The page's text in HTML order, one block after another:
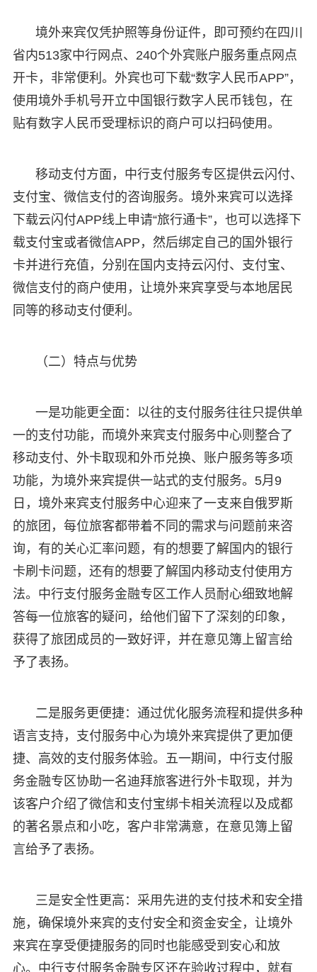
境外来宾仅凭护照等身份证件，即可预约在四川
省内513家中行网点、240个外宾账户服务重点网点
开卡，非常便利。外宾也可下载“数字人民币APP”，
使用境外手机号开立中国银行数字人民币钱包，在
贴有数字人民币受理标识的商户可以扫码使用。
移动支付方面，中行支付服务专区提供云闪付、
支付宝、微信支付的咨询服务。境外来宾可以选择
下载云闪付APP线上申请“旅行通卡”，也可以选择下
载支付宝或者微信APP，然后绑定自己的国外银行
卡并进行充值，分别在国内支持云闪付、支付宝、
微信支付的商户使用，让境外来宾享受与本地居民
同等的移动支付便利。
（二）特点与优势
一是功能更全面：以往的支付服务往往只提供单
一的支付功能，而境外来宾支付服务中心则整合了
移动支付、外卡取现和外币兑换、账户服务等多项
功能，为境外来宾提供一站式的支付服务。5月9
日，境外来宾支付服务中心迎来了一支来自俄罗斯
的旅团，每位旅客都带着不同的需求与问题前来咨
询，有的关心汇率问题，有的想要了解国内的银行
卡刷卡问题，还有的想要了解国内移动支付使用方
法。中行支付服务金融专区工作人员耐心细致地解
答每一位旅客的疑问，给他们留下了深刻的印象，
获得了旅团成员的一致好评，并在意见簿上留言给
予了表扬。
二是服务更便捷：通过优化服务流程和提供多种
语言支持，支付服务中心为境外来宾提供了更加便
捷、高效的支付服务体验。五一期间，中行支付服
务金融专区协助一名迪拜旅客进行外卡取现，并为
该客户介绍了微信和支付宝绑卡相关流程以及成都
的著名景点和小吃，客户非常满意，在意见簿上留
言给予了表扬。
三是安全性更高：采用先进的支付技术和安全措
施，确保境外来宾的支付安全和资金安全，让境外
来宾在享受便捷服务的同时也能感受到安心和放
心。中行支付服务金融专区还在验收过程中，就有